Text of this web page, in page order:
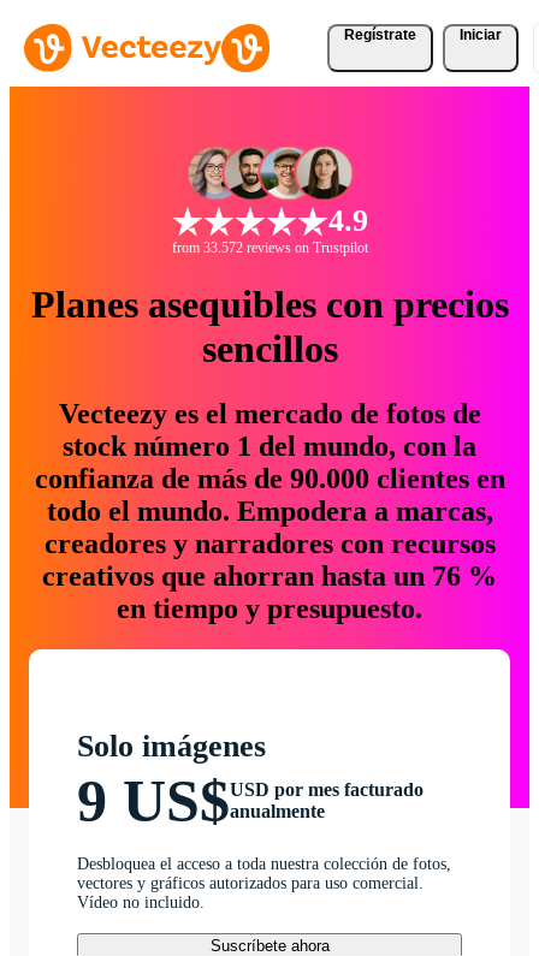
Regístrate Iniciar
4.9
from 33.572 reviews on Trustpilot
Planes asequibles con precios
sencillos
Vecteezy es el mercado de fotos de
stock número 1 del mundo, con la
confianza de más de 90.000 clientes en
todo el mundo. Empodera a marcas,
creadores y narradores con recursos
creativos que ahorran hasta un 76 %
en tiempo y presupuesto.
Solo imágenes
9 US$USD por mes facturado
anualmente
Desbloquea el acceso a toda nuestra colección de fotos,
vectores y gráficos autorizados para uso comercial.
Vídeo no incluido.
Suscríbete ahora